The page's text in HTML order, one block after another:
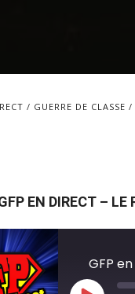
GUERRE DE CLASSE
EN DIRECT –
GFP